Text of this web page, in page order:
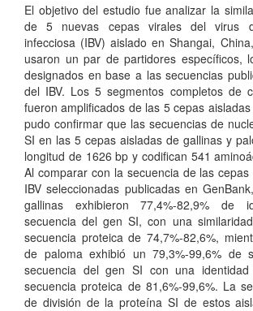
El objetivo del estudio fue analizar la
de 5 nuevas cepas virales del virus
infecciosa (IBV) aislado en Shangai,
usaron un par de partidores específicos,
designados en base a las secuencias
del IBV. Los 5 segmentos completos de
fueron amplificados de las 5 cepas
pudo confirmar que las secuencias de
SI en las 5 cepas aisladas de gallinas y
longitud de 1626 bp y codifican 541
Al comparar con la secuencia de las
IBV seleccionadas publicadas en
gallinas exhibieron 77,4%-82,9% de
secuencia del gen SI, con una
secuencia proteica de 74,7%-82,6%,
de paloma exhibió un 79,3%-99,6% de
secuencia del gen SI con una
secuencia proteica de 81,6%-99,6%. La
de división de la proteína SI de estos